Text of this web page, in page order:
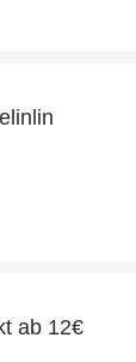
ab 12€